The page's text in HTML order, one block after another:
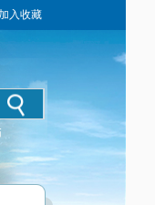
入收藏